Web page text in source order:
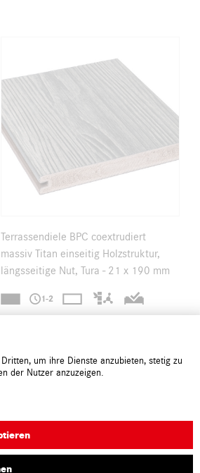
Terrassendiele BPC coextrudiert
massiv Titan einseitig Holzstruktur,
längsseitige Nut, Tura - 21 x 190 mm